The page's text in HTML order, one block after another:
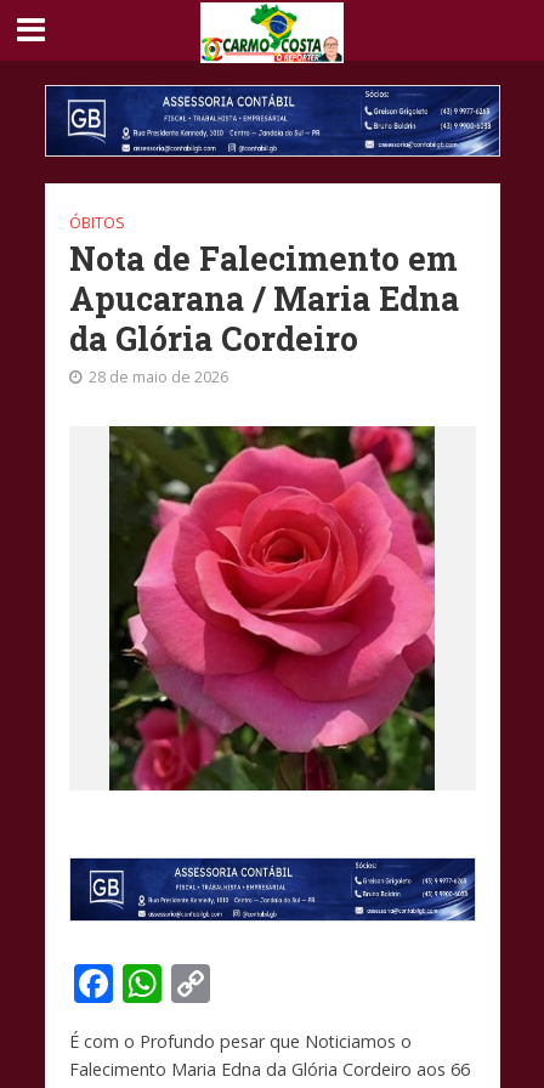
ÓBITOS
Nota de Falecimento em
Apucarana / Maria Edna
da Glória Cordeiro
28 de maio de 2026
F
ac
e
W
h
at
C
p
É com o Profundo pesar que Noticiamos o
Falecimento Maria Edna da Glória Cordeiro aos 66